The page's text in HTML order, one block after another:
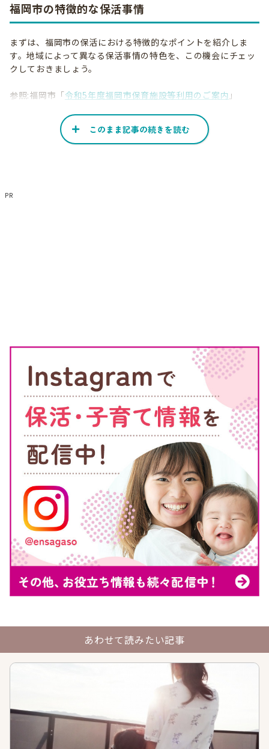
福岡市の特徴的な保活事情
まずは、福岡市の保活における特徴的なポイントを紹介しま
す。地域によって異なる保活事情の特色を、この機会にチェッ
クしておきましょう。
参照:福岡市「令和5年度福岡市保育施設等利用のご案内 」
候補施設は最大第5希望まで
福岡市の入所日は月に3回(1日、11日、21日)であり、ここから
都合のよい日付を選ぶことになります。保育料については、1
日保育の場合と同額なので注意しましょう。
参照:福岡市「ならし保育はできますか 」
第3子優遇事業あり
福岡市では、3人以上の子どもを抱える家庭を優遇する事業を
実施しています。小学校入学前の3年間にある3人目以降の子ど
もについて、副食費が助成されます。
これは保育所やこども園に通っておらず、認可外の施設や家庭
内保育の家庭にも適用範囲です。条件に当てはまる場合は、居
住する区の子育て支援課に申請しましょう。
参照:福岡市「第3子優遇事業」
福岡市の人気状況や待機児童数
保活を成功させるには、施設の人気度や待機児童数を知ってお
きましょう。また待機児童数だけでなく隠れ待機児童数を知っ
ておくこともポイントですので、ここで紹介します。
このまま記事の続きを読む
PR
あわせて読みたい記事